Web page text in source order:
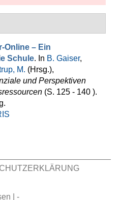
Online – Ein
Schule. In B. Gaiser,
M. (Hrsg.),
und Perspektiven
(S. 125 - 140 ).
| -